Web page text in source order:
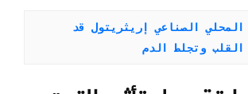
القلب وتجلط الدم